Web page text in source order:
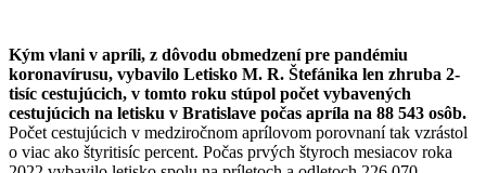
Kým vlani v apríli, z dôvodu obmedzení pre pandémiu
koronavírusu, vybavilo Letisko M. R. Štefánika len zhruba 2-
tisíc cestujúcich, v tomto roku stúpol počet vybavených
cestujúcich na letisku v Bratislave počas apríla na 88 543 osôb.
Počet cestujúcich v medziročnom aprílovom porovnaní tak vzrástol
o viac ako štyritisíc percent. Počas prvých štyroch mesiacov roka